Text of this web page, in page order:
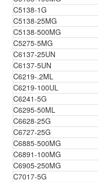
C5138-1G
C5138-25MG
C5138-500MG
C5275-5MG
C6137-25UN
C6137-5UN
C6219-.2ML
C6219-100UL
C6241-5G
C6295-50ML
C6628-25G
C6727-25G
C6885-500MG
C6891-100MG
C6905-250MG
C7017-5G